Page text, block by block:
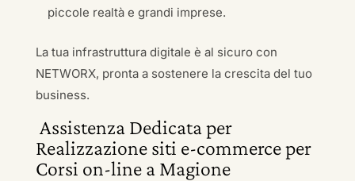
piccole realtà e grandi imprese.
La tua infrastruttura digitale è al sicuro con
NETWORX, pronta a sostenere la crescita del tuo
business.
Assistenza Dedicata per
Realizzazione siti e-commerce per
Corsi on-line a Magione